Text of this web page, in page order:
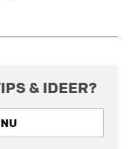
& IDEER?